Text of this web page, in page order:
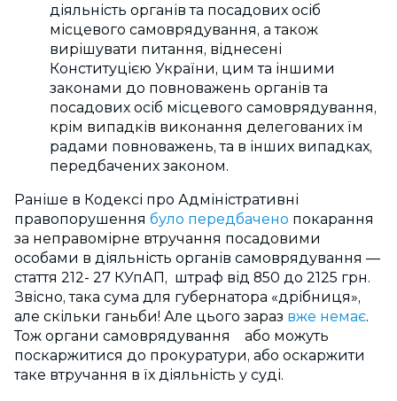
діяльність органів та посадових осіб
місцевого самоврядування, а також
вирішувати питання, віднесені
Конституцією України, цим та іншими
законами до повноважень органів та
посадових осіб місцевого самоврядування,
крім випадків виконання делегованих їм
радами повноважень, та в інших випадках,
передбачених законом.
Раніше в Кодексі про Адміністративні
правопорушення було передбачено покарання
за неправомірне втручання посадовими
особами в діяльність органів самоврядування —
стаття 212- 27 КУпАП, штраф від 850 до 2125 грн.
Звісно, така сума для губернатора «дрібниця»,
але скільки ганьби! Але цього зараз вже немає.
Тож органи самоврядування або можуть
поскаржитися до прокуратури, або оскаржити
таке втручання в їх діяльність у суді.